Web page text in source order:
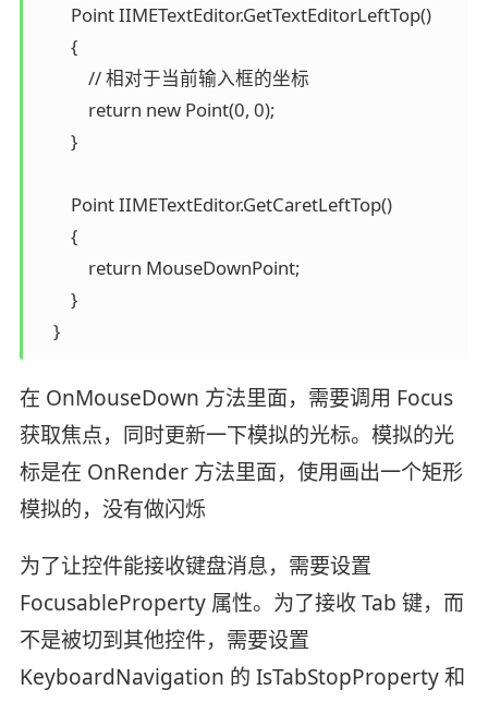
        Point IIMETextEditor.GetTextEditorLeftTop()
        {
            // 相对于当前输入框的坐标
            return new Point(0, 0);
        }
        Point IIMETextEditor.GetCaretLeftTop()
        {
            return MouseDownPoint;
        }
    }
在 OnMouseDown 方法里面，需要调用 Focus
获取焦点，同时更新一下模拟的光标。模拟的光
标是在 OnRender 方法里面，使用画出一个矩形
模拟的，没有做闪烁
为了让控件能接收键盘消息，需要设置
FocusableProperty 属性。为了接收 Tab 键，而
不是被切到其他控件，需要设置
KeyboardNavigation 的 IsTabStopProperty 和